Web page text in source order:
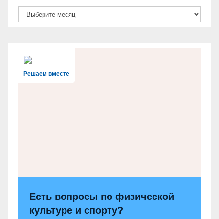
Архивы
Решаем вместе
Есть вопросы по физической
культуре и спорту?